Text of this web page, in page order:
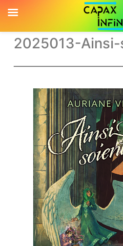
Aller
au
contenu
2025013-